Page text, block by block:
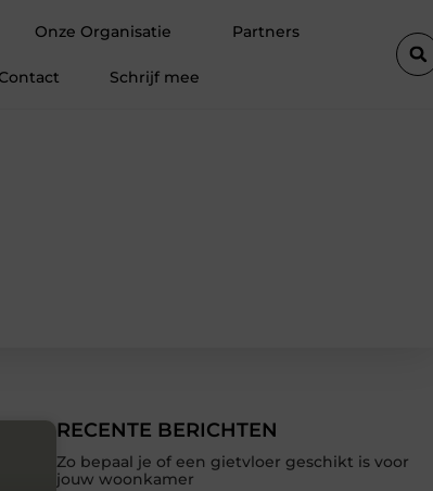
Onze Organisatie Partners
Contact Schrijf mee
RECENTE BERICHTEN
Zo bepaal je of een gietvloer geschikt is voor
jouw woonkamer